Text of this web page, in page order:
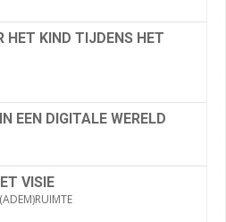
HET KIND TIJDENS HET
EEN DIGITALE WERELD
VISIE